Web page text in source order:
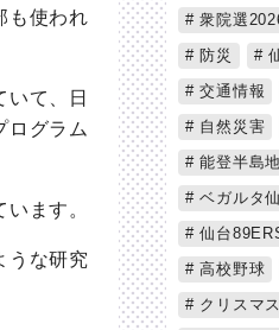
も使われ
て、日
ログラム
ます。
うな研究
衆院選
防災
交通情報
自然災害
能登半島
ベガルタ
仙台
高校野球
クリスマ